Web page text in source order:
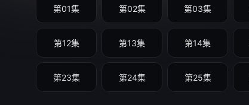
第01集 第02集 第03集
第12集 第13集 第14集
第23集 第24集 第25集